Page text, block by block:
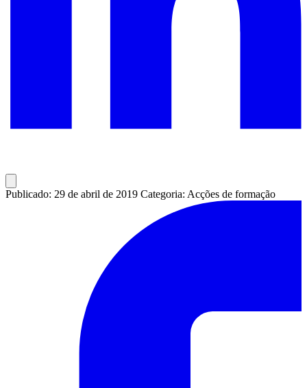
Publicado: 29 de abril de 2019 Categoria: Acções de formação